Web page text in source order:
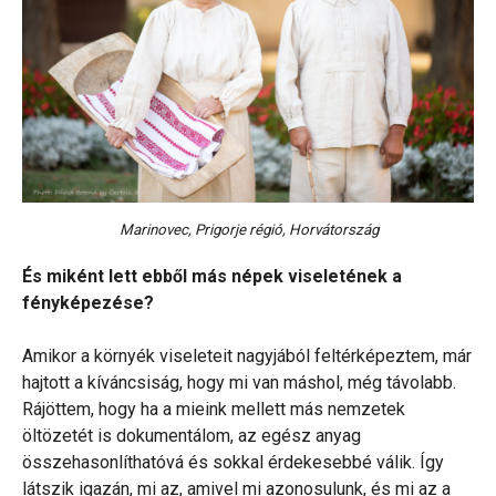
Marinovec, Prigorje régió, Horvátország
És miként lett ebből más népek viseletének a
fényképezése?
Amikor a környék viseleteit nagyjából feltérképeztem, már
hajtott a kíváncsiság, hogy mi van máshol, még távolabb.
Rájöttem, hogy ha a mieink mellett más nemzetek
öltözetét is dokumentálom, az egész anyag
összehasonlíthatóvá és sokkal érdekesebbé válik. Így
látszik igazán, mi az, amivel mi azonosulunk, és mi az a